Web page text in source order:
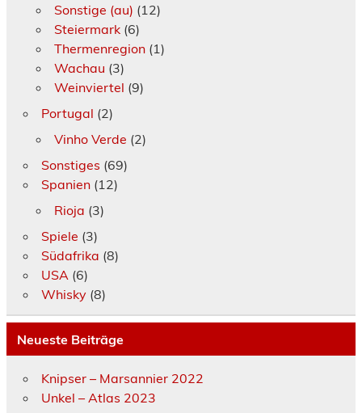
Sonstige (au) (12)
Steiermark(6)
Thermenregion(1)
Wachau (3)
Weinviertel (9)
Portugal (2)
Vinho Verde (2)
Sonstiges (69)
Spanien(12)
Rioja (3)
Spiele (3)
Südafrika (8)
USA(6)
Whisky(8)
Neueste Beiträge
Knipser – Marsannier 2022
Unkel – Atlas 2023